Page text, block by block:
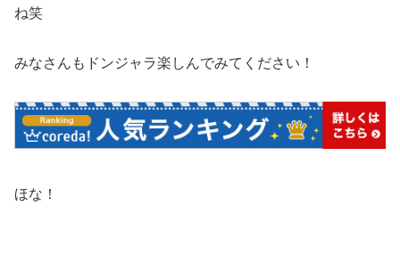
ね笑
みなさんもドンジャラ楽しんでみてください！
ほな！